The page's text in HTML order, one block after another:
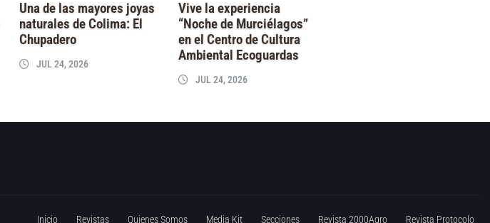
Una de las mayores joyas
naturales de Colima: El
Chupadero
JUL 24, 2026
Vive la experiencia
“Noche de Murciélagos”
en el Centro de Cultura
Ambiental Ecoguardas
JUL 24, 2026
Inicio Revistas Quienes Somos Media Kit Secciones Revista 2000Agro Revista Protocolo